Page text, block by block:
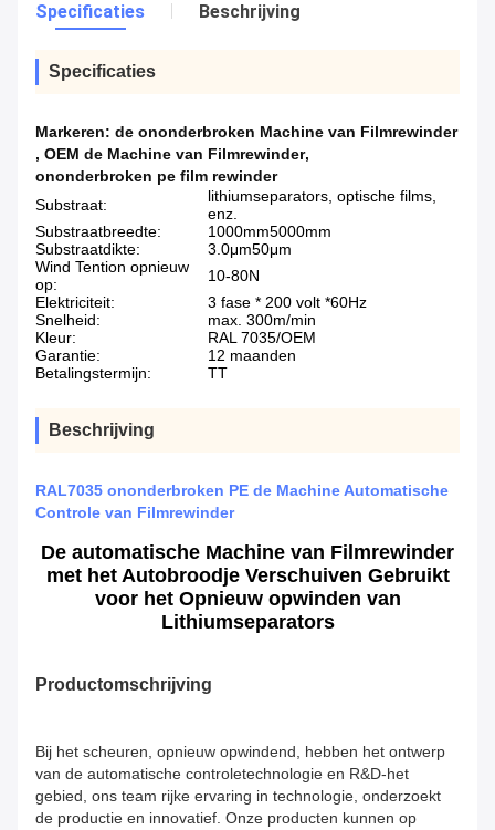
Specificaties Beschrijving
Specificaties
Markeren: de ononderbroken Machine van Filmrewinder
, OEM de Machine van Filmrewinder,
ononderbroken pe film rewinder
Substraat:
lithiumseparators, optische films,
enz.
Substraatbreedte:
1000mm5000mm
Substraatdikte:
3.0μm50μm
Wind Tention opnieuw
op:
10-80N
Elektriciteit:
3 fase * 200 volt *60Hz
Snelheid:
max. 300m/min
Kleur:
RAL 7035/OEM
Garantie:
12 maanden
Betalingstermijn:
TT
Beschrijving
RAL7035 ononderbroken PE de Machine Automatische
Controle van Filmrewinder
De automatische Machine van Filmrewinder
met het Autobroodje Verschuiven Gebruikt
voor het Opnieuw opwinden van
Lithiumseparators
Productomschrijving
Bij het scheuren, opnieuw opwindend, hebben het ontwerp
van de automatische controletechnologie en R&D-het
gebied, ons team rijke ervaring in technologie, onderzoekt
de productie en innovatief. Onze producten kunnen op